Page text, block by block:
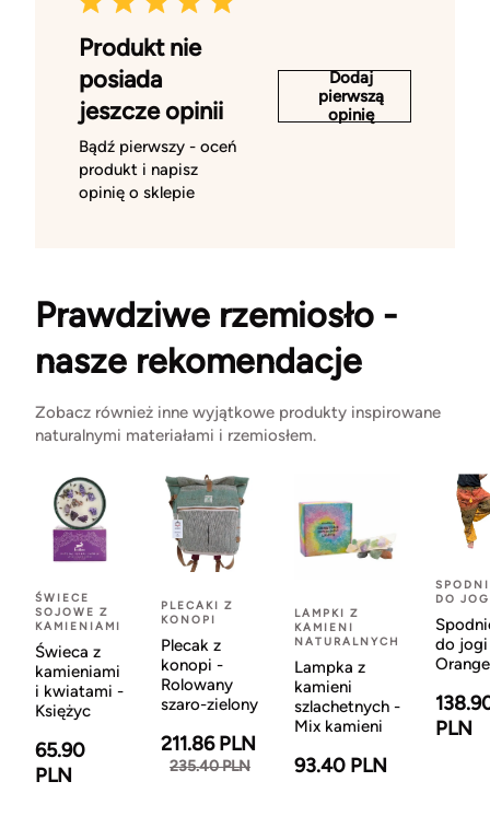
Produkt nie
posiada
jeszcze opinii
Bądź pierwszy - oceń
produkt i napisz
opinię o sklepie
Dodaj
pierwszą
opinię
Prawdziwe rzemiosło -
nasze rekomendacje
Zobacz również inne wyjątkowe produkty inspirowane
naturalnymi materiałami i rzemiosłem.
ŚWIECE
SOJOWE Z
KAMIENIAMI
Świeca z
kamieniami
i kwiatami -
Księżyc
65.90
PLN
PLECAKI Z
KONOPI
Plecak z
konopi -
Rolowany
szaro-zielony
211.86 PLN
235.40 PLN
LAMPKI Z
KAMIENI
NATURALNYCH
Lampka z
kamieni
szlachetnych -
Mix kamieni
93.40 PLN
DO
do
Orange
PLN